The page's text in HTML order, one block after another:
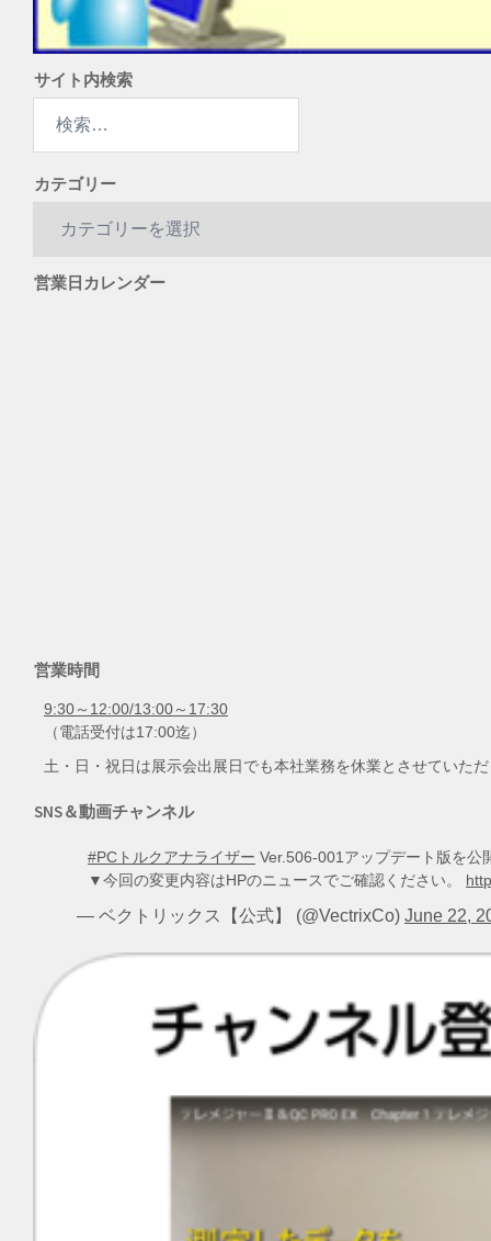
サイト内検索
カテゴリー
リ
営業日カレンダー
営業時間
9:30～12:00/13:00～17:30
（電話受付は17:00迄）
土・日・祝日は展示会出展日でも本社業務を休業とさせていた
SNS＆動画チャンネル
#PCトルクアナライザー Ver.506-001アップデート版を公
▼今回の変更内容はHPのニュースでご確認ください。
— ベクトリックス【公式】 (@VectrixCo) June 22,